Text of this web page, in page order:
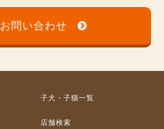
お問い合わせ
子犬・子猫一覧
店舗検索